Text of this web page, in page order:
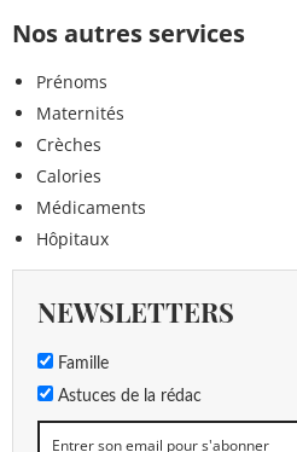
Nos autres services
Prénoms
Maternités
Crèches
Calories
Médicaments
Hôpitaux
NEWSLETTERS
Famille
Astuces de la rédac